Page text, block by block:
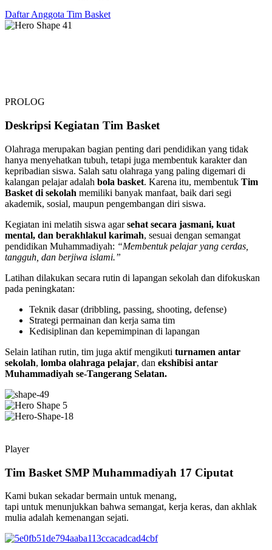
Daftar Anggota Tim Basket
PROLOG
Deskripsi Kegiatan Tim Basket
Olahraga merupakan bagian penting dari pendidikan yang tidak
hanya menyehatkan tubuh, tetapi juga membentuk karakter dan
kepribadian siswa. Salah satu olahraga yang paling digemari di
kalangan pelajar adalah bola basket. Karena itu, membentuk Tim
Basket di sekolah memiliki banyak manfaat, baik dari segi
akademik, sosial, maupun pengembangan diri siswa.
Kegiatan ini melatih siswa agarsehat secara jasmani, kuat
mental, dan berakhlakul karimah, sesuai dengan semangat
pendidikan Muhammadiyah: “Membentuk pelajar yang cerdas,
tangguh, dan berjiwa islami.”
Latihan dilakukan secara rutin di lapangan sekolah dan difokuskan
pada peningkatan:
Teknik dasar (dribbling, passing, shooting, defense)
Strategi permainan dan kerja sama tim
Kedisiplinan dan kepemimpinan di lapangan
Selain latihan rutin, tim juga aktif mengikuti turnamen antar
sekolah, lomba olahraga pelajar, dan ekshibisi antar
Muhammadiyah se-Tangerang Selatan.
Player
Tim Basket SMP Muhammadiyah 17 Ciputat
Kami bukan sekadar bermain untuk menang,
tapi untuk menunjukkan bahwa semangat, kerja keras, dan akhlak
mulia adalah kemenangan sejati.